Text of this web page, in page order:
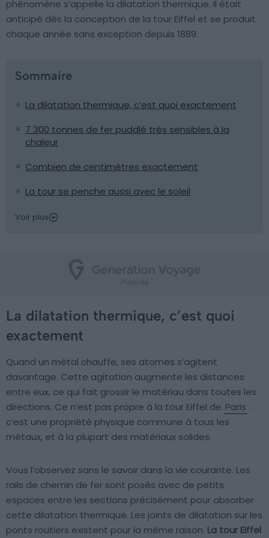
phénomène s’appelle la dilatation thermique. Il était
anticipé dès la conception de la tour Eiffel et se produit
chaque année sans exception depuis 1889.
Sommaire
La dilatation thermique, c’est quoi exactement
7 300 tonnes de fer puddlé très sensibles à la
chaleur
Combien de centimètres exactement
La tour se penche aussi avec le soleil
Voir plus
La dilatation thermique, c’est quoi
exactement
Quand un métal chauffe, ses atomes s’agitent
davantage. Cette agitation augmente les distances
entre eux, ce qui fait grossir le matériau dans toutes les
directions. Ce n’est pas propre à la tour Eiffel de Paris :
c’est une propriété physique commune à tous les
métaux, et à la plupart des matériaux solides.
Vous l’observez sans le savoir dans la vie courante. Les
rails de chemin de fer sont posés avec de petits
espaces entre les sections précisément pour absorber
cette dilatation thermique. Les joints de dilatation sur les
ponts routiers existent pour la même raison. La tour Eiffel